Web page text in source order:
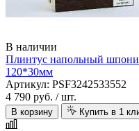
В наличии
Плинтус напольный
120*30мм
Артикул: PSF3242533552
4 790 руб. / шт.
В корзину Купить в 1